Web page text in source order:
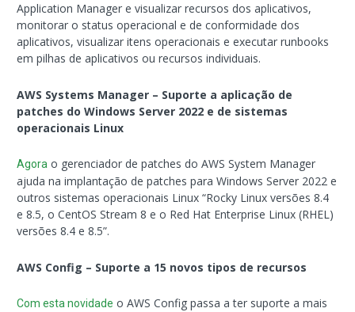
Application Manager e visualizar recursos dos aplicativos,
monitorar o status operacional e de conformidade dos
aplicativos, visualizar itens operacionais e executar runbooks
em pilhas de aplicativos ou recursos individuais.
AWS Systems Manager – Suporte a aplicação de
patches do Windows Server 2022 e de sistemas
operacionais Linux
Agora o gerenciador de patches do AWS System Manager
ajuda na implantação de patches para Windows Server 2022 e
outros sistemas operacionais Linux “Rocky Linux versões 8.4
e 8.5, o CentOS Stream 8 e o Red Hat Enterprise Linux (RHEL)
versões 8.4 e 8.5”.
AWS Config – Suporte a 15 novos tipos de recursos
Com esta novidade o AWS Config passa a ter suporte a mais